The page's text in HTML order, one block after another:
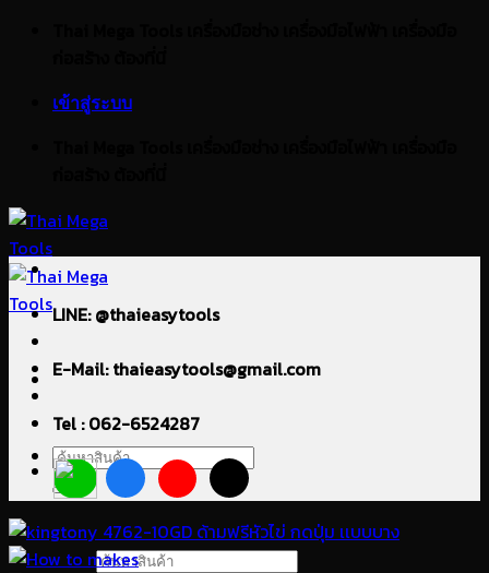
เข้าสู่ระบบ
ค้นหา:
ค้นหา:
LINE: @thaieasytools
E-Mail: thaieasytools@gmail.com
Tel : 062-6524287